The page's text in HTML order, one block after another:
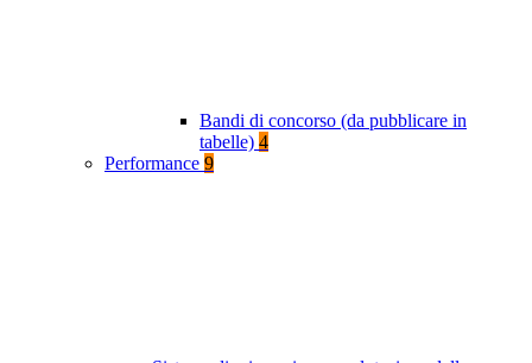
Bandi di concorso (da pubblicare in
tabelle) 4
Performance 9